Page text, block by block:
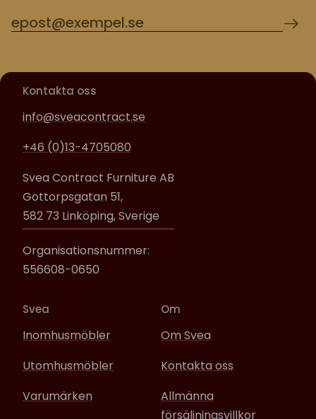
Kontakta oss
info@sveacontract.se
+46 (0)13-4705080
Svea Contract Furniture AB
Gottorpsgatan 51,
582 73 Linköping, Sverige
Organisationsnummer:
556608-0650
Svea
Inomhusmöbler
Utomhusmöbler
Varumärken
Om
Om Svea
Kontakta oss
Allmänna
försäljningsvillkor